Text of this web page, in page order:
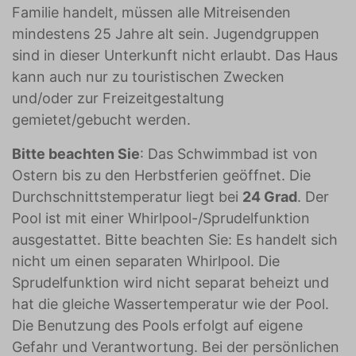
Familie handelt, müssen alle Mitreisenden
mindestens 25 Jahre alt sein. Jugendgruppen
sind in dieser Unterkunft nicht erlaubt. Das Haus
kann auch nur zu touristischen Zwecken
und/oder zur Freizeitgestaltung
gemietet/gebucht werden.
Bitte beachten Sie: Das Schwimmbad ist von
Ostern bis zu den Herbstferien geöffnet. Die
Durchschnittstemperatur liegt bei 24 Grad. Der
Pool ist mit einer Whirlpool-/Sprudelfunktion
ausgestattet. Bitte beachten Sie: Es handelt sich
nicht um einen separaten Whirlpool. Die
Sprudelfunktion wird nicht separat beheizt und
hat die gleiche Wassertemperatur wie der Pool.
Die Benutzung des Pools erfolgt auf eigene
Gefahr und Verantwortung. Bei der persönlichen